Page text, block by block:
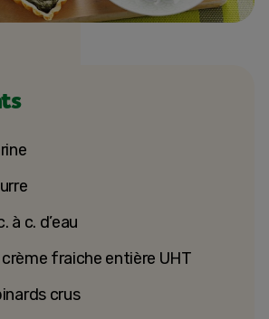
à c. d’eau
crème fraiche entière UHT
crus